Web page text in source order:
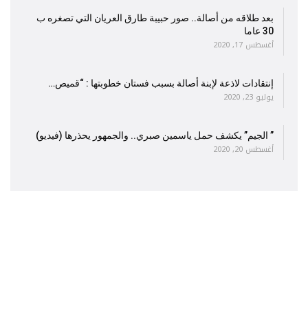
بعد طلاقه من أصالة.. صور حبيبة طارق العريان التي تصغره ب
30 عاما
أغسطس 17, 2020
إنتقادات لاذعة لإبنة أصالة بسبب فستان خطوبتها : “قميص…
يوليو 23, 2020
” الجيم” يكشف حمل ياسمين صبري.. والجمهور يحذرها (فيديو)
أغسطس 20, 2020